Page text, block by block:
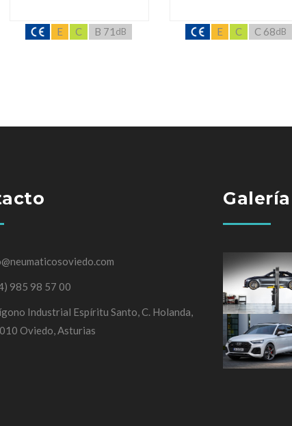
E C B 71 dB E C C 68dB
985 98 57 00
Industrial Espíritu Santo, C. Holanda,
Oviedo, Asturias
Galería